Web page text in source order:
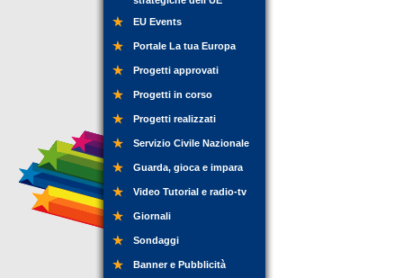
EU Events
Portale La tua Europa
Progetti approvati
Progetti in corso
Progetti realizzati
Servizio Civile Nazionale
Guarda, gioca e impara
Video Tutorial e radio-tv
Giornali
Sondaggi
Banner e Pubblicità